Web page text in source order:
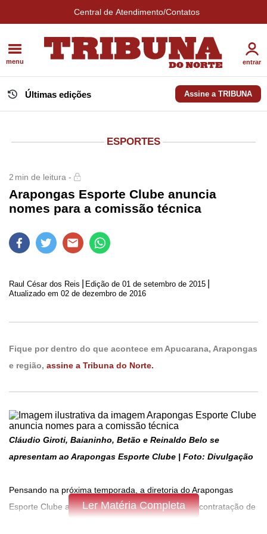
Central de Atendimento/Contatos
menu entrar
Últimas edições Assine a TRIBUNA
ESPORTES
2 min de leitura -
Arapongas Esporte Clube anuncia
nomes para a comissão técnica
Raul César dos Reis Edição de 01 de setembro de 2015
Atualizado em 02 de dezembro de 2016
Fique por dentro do que acontece em Apucarana, Arapongas
e região, assine a Tribuna do Norte.
Cláudio Giroti, Baianinho, Betão e Reinaldo Belo se
apresentam ao Arapongas Esporte Clube | Foto: Divulgação
Pensando na próxima temporada, a diretoria do Arapongas
Esporte Clube anunciou no início desta semana a contratação de
Ler Matéria Completa